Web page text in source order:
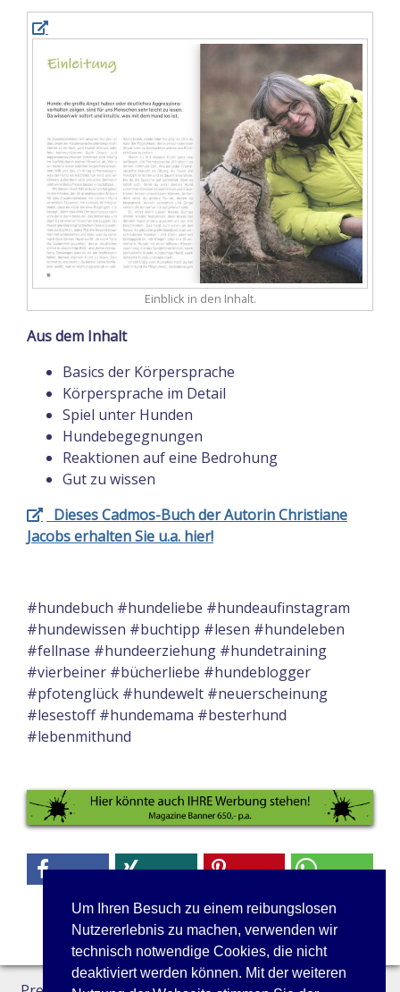
Um Ihren Besuch zu einem reibungslosen
Nutzererlebnis zu machen, verwenden wir
technisch notwendige Cookies, die nicht
deaktiviert werden können. Mit der weiteren
Einblick in den Inhalt.
Aus dem Inhalt
Basics der Körpersprache
Körpersprache im Detail
Spiel unter Hunden
Hundebegegnungen
Reaktionen auf eine Bedrohung
Gut zu wissen
Dieses Cadmos-Buch der AutorinChristiane
Jacobserhalten Sie u.a. hier!
#hundebuch #hundeliebe #hundeaufinstagram
#hundewissen #buchtipp #lesen #hundeleben
#fellnase #hundeerziehung #hundetraining
#vierbeiner #bücherliebe #hundeblogger
#pfotenglück #hundewelt #neuerscheinung
#lesestoff #hundemama #besterhund
#lebenmithund